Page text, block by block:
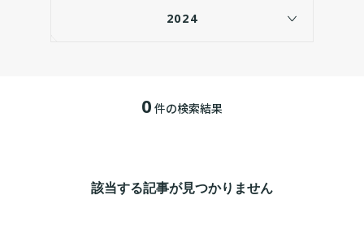
2024
0 件の検索結果
該当する記事が見つかりません